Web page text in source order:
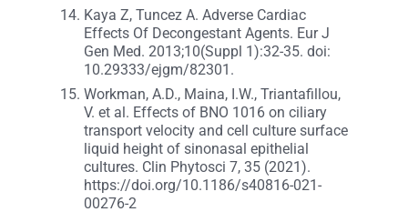
Kaya Z, Tuncez A. Adverse Cardiac
Effects Of Decongestant Agents. Eur J
Gen Med. 2013;10(Suppl 1):32-35. doi:
10.29333/ejgm/82301.
Workman, A.D., Maina, I.W., Triantafillou,
V. et al. Effects of BNO 1016 on ciliary
transport velocity and cell culture surface
liquid height of sinonasal epithelial
cultures. Clin Phytosci 7, 35 (2021).
https://doi.org/10.1186/s40816-021-
00276-2